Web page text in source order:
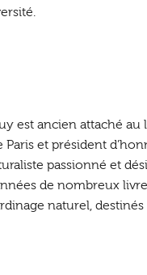
est ancien attaché au
et président
passionné et
de nombreux
naturel,